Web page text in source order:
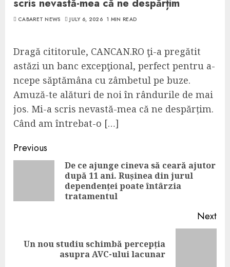
scris nevastă-mea că ne despărțim
CABARET NEWS JULY 6, 2026 1 MIN READ
Dragă cititorule, CANCAN.RO ţi-a pregătit
astăzi un banc excepţional, perfect pentru a-
ncepe săptămâna cu zâmbetul pe buze.
Amuză-te alături de noi în rândurile de mai
jos. Mi-a scris nevastă-mea că ne despărțim.
Când am întrebat-o […]
Continue
Reading
Previous
De ce ajunge cineva să ceară ajutor
după 11 ani. Rușinea din jurul
dependenței poate întârzia
tratamentul
Next
Next
Un nou studiu schimbă percepția
asupra AVC-ului lacunar